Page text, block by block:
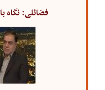
فضائلی: نگاه